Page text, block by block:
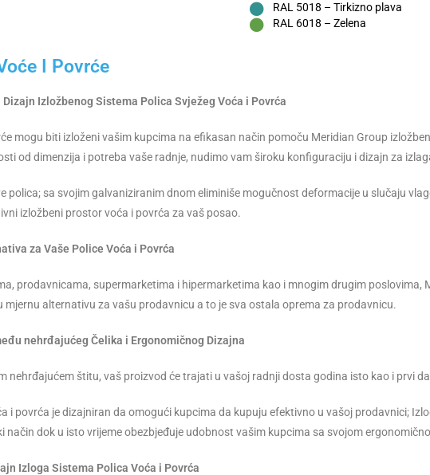
RAL 5018 – Tirkizno plava
RAL 6018 – Zelena
I Povrće
Izložbenog Sistema Polica Svježeg Voća i Povrća
mogu biti izloženi vašim kupcima na efikasan način pomoču Meridian Group
od dimenzija i potreba vaše radnje, nudimo vam široku konfiguraciju i dizajn za
polica; sa svojim galvaniziranim dnom eliminiše mogučnost deformacije u slučaju
izložbeni prostor voća i povrća za vaš posao.
za Vaše Police Voća i Povrća
prodavnicama, supermarketima i hipermarketima kao i mnogim drugim poslovima,
mjernu alternativu za vašu prodavnicu a to je sva ostala oprema za prodavnicu.
nehrđajućeg Čelika i Ergonomičnog Dizajna
nehrđajućem štitu, vaš proizvod će trajati u vašoj radnji dosta godina isto kao i prvi
i povrća je dizajniran da omogući kupcima da kupuju efektivno u vašoj prodavnici;
način dok u isto vrijeme obezbjeđuje udobnost vašim kupcima sa svojom
Izloga Sistema Polica Voća i Povrća